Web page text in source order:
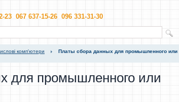
23 067 637-15-26 096 331-31-30
комп'ютери
Платы сбора данных для промышленного или
для промышленного или